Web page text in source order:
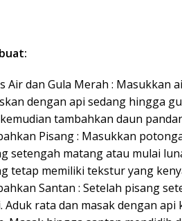
Air dan Gula Merah : Masukkan
dengan api sedang hingga
tambahkan daun
Pisang : Masukkan
setengah matang atau mulai
tetap memiliki tekstur yang
Santan : Setelah pisang
Aduk rata dan masak dengan